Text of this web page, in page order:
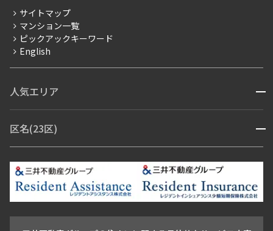
賃料改定
フリーレント
ペット可
ブランドマンション
サイトマップ
マンション一覧
ピックアックキーワード
English
人気エリア 開閉
青山・表参道・原宿
日本橋・銀座
市ヶ谷・神楽坂・飯田橋
三田・芝・浜松町
芝浦・汐留・品川
月島・勝どき・豊洲
本郷・春日・小石川
新宿・代々木
目白・高田馬場・早稲田
中野・荻窪
池尻大橋・三軒茶屋
祐天寺・学芸大学・自由が丘
区名(23区) 開閉
品川区
世田谷区 大田区 江東区 台東区 墨田区
中野区
豊島区
杉並区 板橋区 北区 練馬区 荒川区
足立区